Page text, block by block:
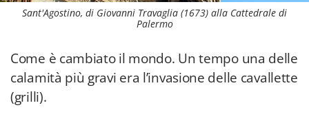
Sant'Agostino, di Giovanni Travaglia (1673) alla Cattedrale di
Palermo
Come è cambiato il mondo. Un tempo una delle
calamità più gravi era l’invasione delle cavallette
(grilli).